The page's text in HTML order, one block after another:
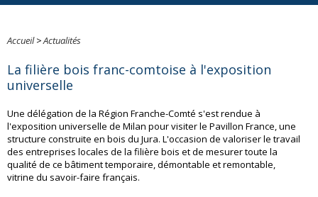
Accueil>Actualités
La filière bois franc-comtoise à l'exposition
universelle
Une délégation de la Région Franche-Comté s'est rendue à
l'exposition universelle de Milan pour visiter le Pavillon France, une
structure construite en bois du Jura. L'occasion de valoriser le travail
des entreprises locales de la filière bois et de mesurer toute la
qualité de ce bâtiment temporaire, démontable et remontable,
vitrine du savoir-faire français.